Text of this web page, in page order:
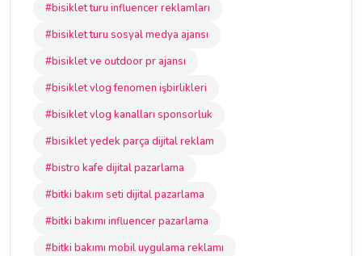
#bisiklet turu influencer reklamları
#bisiklet turu sosyal medya ajansı
#bisiklet ve outdoor pr ajansı
#bisiklet vlog fenomen işbirlikleri
#bisiklet vlog kanalları sponsorluk
#bisiklet yedek parça dijital reklam
#bistro kafe dijital pazarlama
#bitki bakım seti dijital pazarlama
#bitki bakımı influencer pazarlama
#bitki bakımı mobil uygulama reklamı